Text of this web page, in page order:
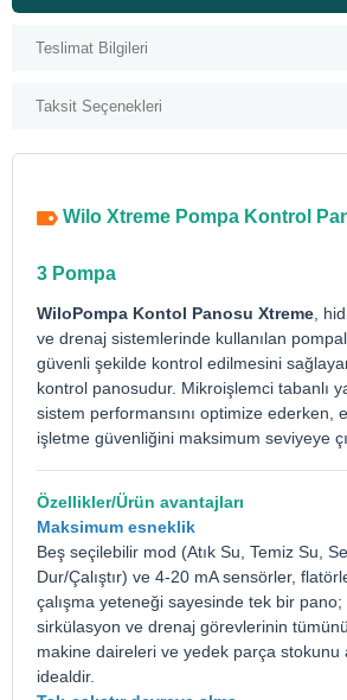
Teslimat Bilgileri
Taksit Seçenekleri
Wilo Xtreme Pompa Kontrol
3 Pompa
WiloPompa Kontol Panosu Xtreme ,
ve drenaj sistemlerinde kullanılan
güvenli şekilde kontrol edilmesini
kontrol panosudur. Mikroişlemci tabanlı
sistem performansını optimize ederken,
işletme güvenliğini maksimum seviyeye
Özellikler/Ürün avantajları
Maksimum esneklik
Beş seçilebilir mod (Atık Su, Temiz Su,
Dur/Çalıştır) ve 4-20 mA sensörler,
çalışma yeteneği sayesinde tek bir pano;
sirkülasyon ve drenaj görevlerinin
makine daireleri ve yedek parça stokunu
idealdir.